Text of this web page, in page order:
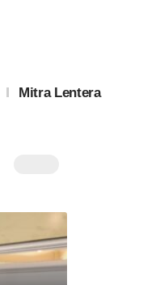
Mitra Lentera